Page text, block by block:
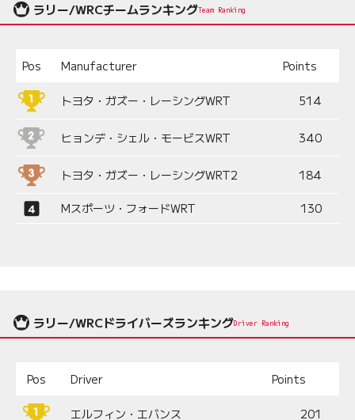
ラリー/WRCチームランキングTeam Ranking
Pos Manufacturer Points
トヨタ・ガズー・レーシングWRT 514
ヒョンデ・シェル・モービスWRT 340
トヨタ・ガズー・レーシングWRT2 184
Mスポーツ・フォードWRT 130
ラリー/WRCドライバーズランキングDriver Ranking
Pos Driver Points
エルフィン・エバンス 201